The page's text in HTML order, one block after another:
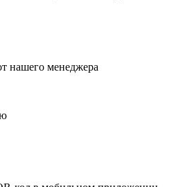
нашего менеджера